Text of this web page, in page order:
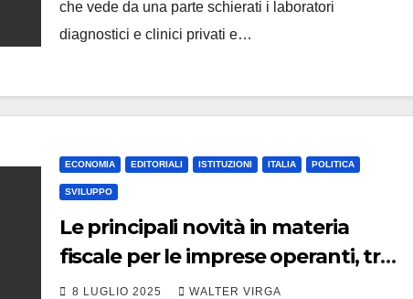
che vede da una parte schierati i laboratori
diagnostici e clinici privati e…
ECONOMIA EDITORIALI ISTITUZIONI ITALIA POLITICA
SVILUPPO
Le principali novità in materia
fiscale per le imprese operanti, tra
l’altro, nel settore delle costruzioni
8 LUGLIO 2025 WALTER VIRGA